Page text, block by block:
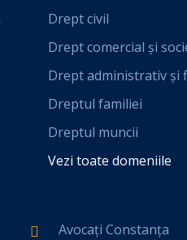
Drept civil
Drept comercial și
Drept administrativ și
Dreptul familiei
Dreptul muncii
Vezi toate domeniile
Avocați Constanța